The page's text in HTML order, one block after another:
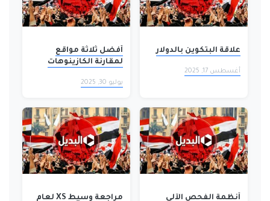
علاقة البتكوين بالدولار
أغسطس 17, 2025
أفضل ثلاثة مواقع
لمقارنة الكازينوهات
بأموال حقيقية
يوليو 30, 2025
أنظمة الفحص الآلي
مراجعة وسيط XS لعام